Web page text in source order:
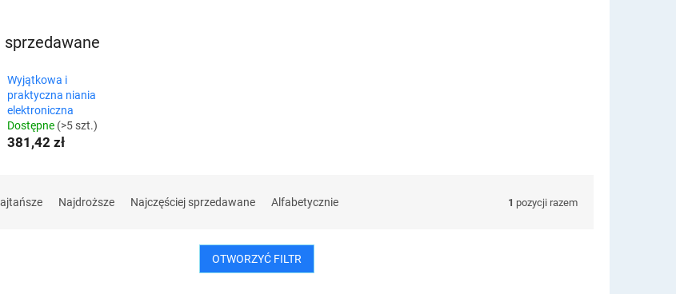
Wyjątkowa i
praktyczna niania
elektroniczna
Dostępne (>5 szt.)
381,42 zł
Najdroższe Najczęściej sprzedawane Alfabetycznie 1 pozycji razem
OTWORZYĆ FILTR